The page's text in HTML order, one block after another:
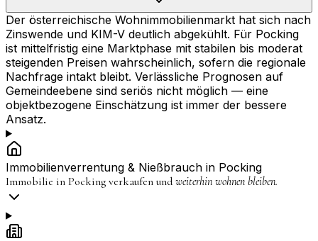
Der österreichische Wohnimmobilienmarkt hat sich nach
Zinswende und KIM-V deutlich abgekühlt. Für Pocking
ist mittelfristig eine Marktphase mit stabilen bis moderat
steigenden Preisen wahrscheinlich, sofern die regionale
Nachfrage intakt bleibt. Verlässliche Prognosen auf
Gemeindeebene sind seriös nicht möglich — eine
objektbezogene Einschätzung ist immer der bessere
Ansatz.
Immobilienverrentung & Nießbrauch in Pocking
Immobilie in Pocking verkaufen und weiterhin wohnen bleiben.